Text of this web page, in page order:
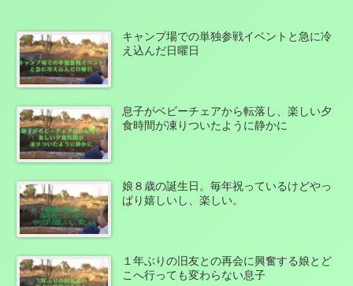
キャンプ場での単独参戦イベントと急に冷
え込んだ日曜日
息子がベビーチェアから転落し、楽しい夕
食時間が凍りついたように静かに
娘８歳の誕生日。毎年祝っているけどやっ
ぱり嬉しいし、楽しい。
１年ぶりの旧友との再会に興奮する娘とど
こへ行っても変わらない息子